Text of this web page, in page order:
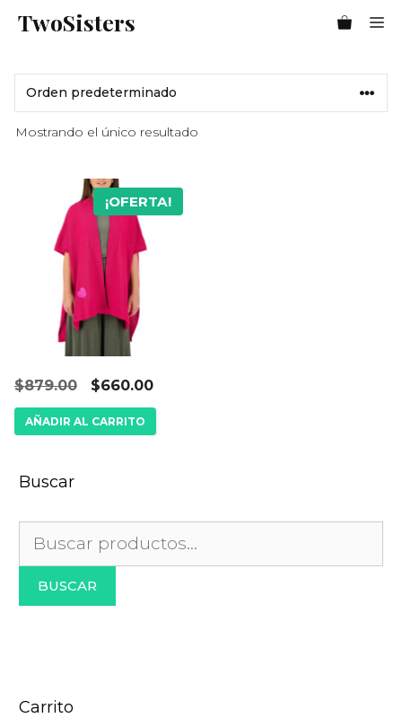
SaltarTwoSisters
Mostrando el único resultado
¡OFERTA!
$879.00
El
precio
original
$660.00El
precio
actual
AÑADIR AL CARRITO
Buscar
BUSCAR
Carrito